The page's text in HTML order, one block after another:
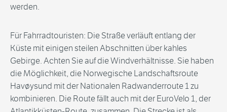
werden.
Für Fahrradtouristen: Die Straße verläuft entlang der
Küste mit einigen steilen Abschnitten über kahles
Gebirge. Achten Sie auf die Windverhältnisse. Sie haben
die Möglichkeit, die Norwegische Landschaftsroute
Havøysund mit der Nationalen Radwanderroute 1 zu
kombinieren. Die Route fällt auch mit der EuroVelo 1, der